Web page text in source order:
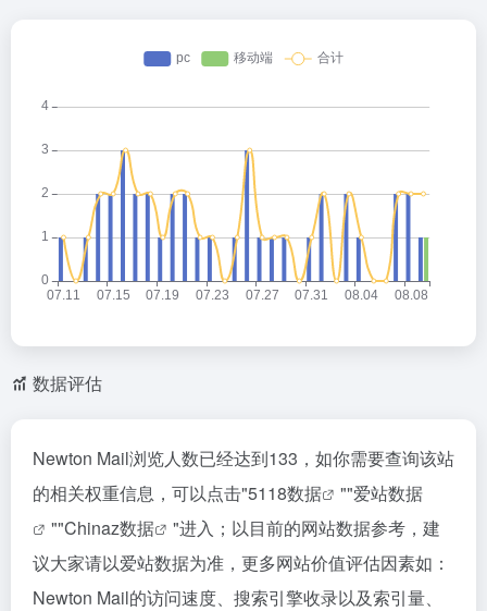
数据评估
Newton Mail浏览人数已经达到133，如你需要查询该站
的相关权重信息，可以点击"5118数据 ""爱站数据
""Chinaz数据
"进入；以目前的网站数据参考，建
议大家请以爱站数据为准，更多网站价值评估因素如：
Newton Mail的访问速度、搜索引擎收录以及索引量、